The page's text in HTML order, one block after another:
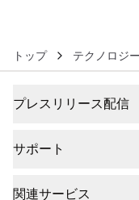
トップ テクノロジ
プレスリリース配信
サポート
関連サービス